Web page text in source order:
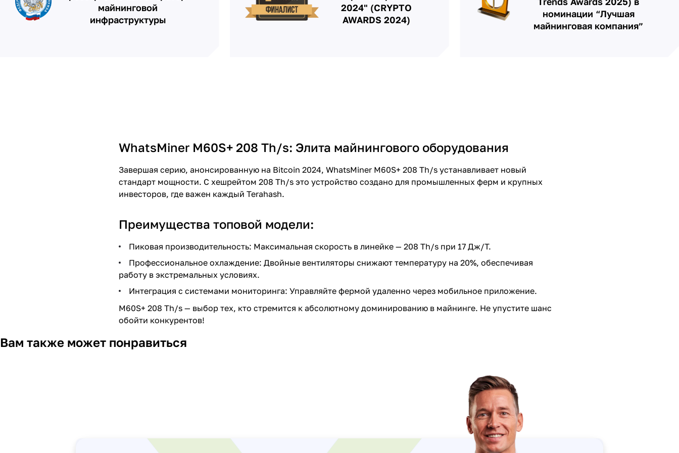
майнинговой
инфраструктуры
2024" (CRYPTO
AWARDS 2024)
номинации “Лучшая
майнинговая компания”
WhatsMiner M60S+ 208 Th/s: Элита майнингового оборудования
Завершая серию, анонсированную на Bitcoin 2024, WhatsMiner M60S+ 208 Th/s устанавливает новый
стандарт мощности. С хешрейтом 208 Th/s это устройство создано для промышленных ферм и крупных
инвесторов, где важен каждый Terahash.
Преимущества топовой модели:
Пиковая производительность: Максимальная скорость в линейке — 208 Th/s при 17 Дж/Т.
Профессиональное охлаждение: Двойные вентиляторы снижают температуру на 20%, обеспечивая
работу в экстремальных условиях.
Интеграция с системами мониторинга: Управляйте фермой удаленно через мобильное приложение.
M60S+ 208 Th/s — выбор тех, кто стремится к абсолютному доминированию в майнинге. Не упустите шанс
обойти конкурентов!
Вам также может понравиться